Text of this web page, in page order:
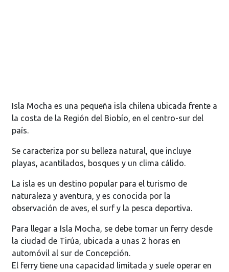
Isla Mocha es una pequeña isla chilena ubicada frente a
la costa de la Región del Biobío, en el centro-sur del
país.
Se caracteriza por su belleza natural, que incluye
playas, acantilados, bosques y un clima cálido.
La isla es un destino popular para el turismo de
naturaleza y aventura, y es conocida por la
observación de aves, el surf y la pesca deportiva.
Para llegar a Isla Mocha, se debe tomar un ferry desde
la ciudad de Tirúa, ubicada a unas 2 horas en
automóvil al sur de Concepción.
El ferry tiene una capacidad limitada y suele operar en